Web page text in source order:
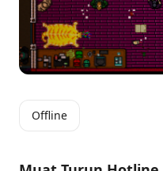
berfokuskan cerita di
mempunyai
setiap pertembungan
keselamatan atau
Offline